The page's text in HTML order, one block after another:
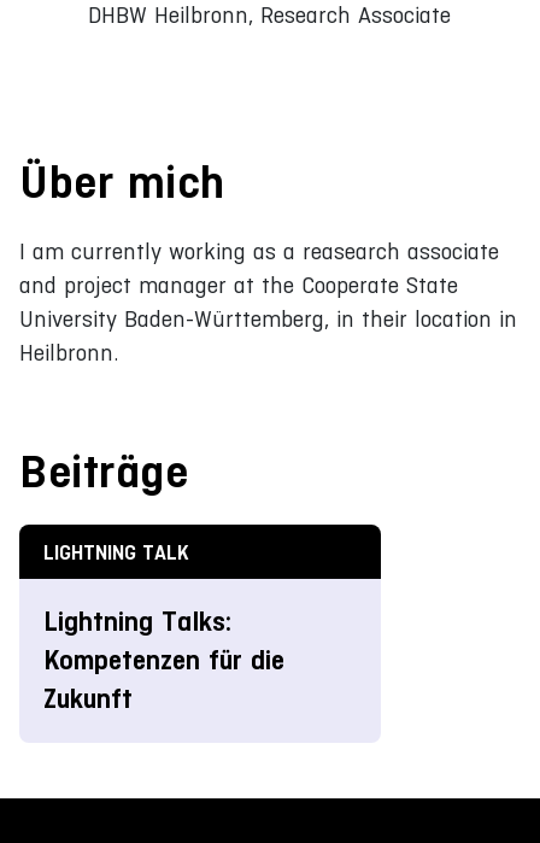
DHBW Heilbronn, Research Associate
Über mich
I am currently working as a reasearch associate
and project manager at the Cooperate State
University Baden-Württemberg, in their location in
Heilbronn.
Beiträge
LIGHTNING TALK
Lightning Talks:
Kompetenzen für die
Zukunft